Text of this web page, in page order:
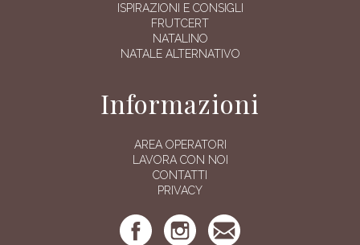
ISPIRAZIONI E CONSIGLI
FRUTCERT
NATALINO
NATALE ALTERNATIVO
Informazioni
AREA OPERATORI
LAVORA CON NOI
CONTATTI
PRIVACY